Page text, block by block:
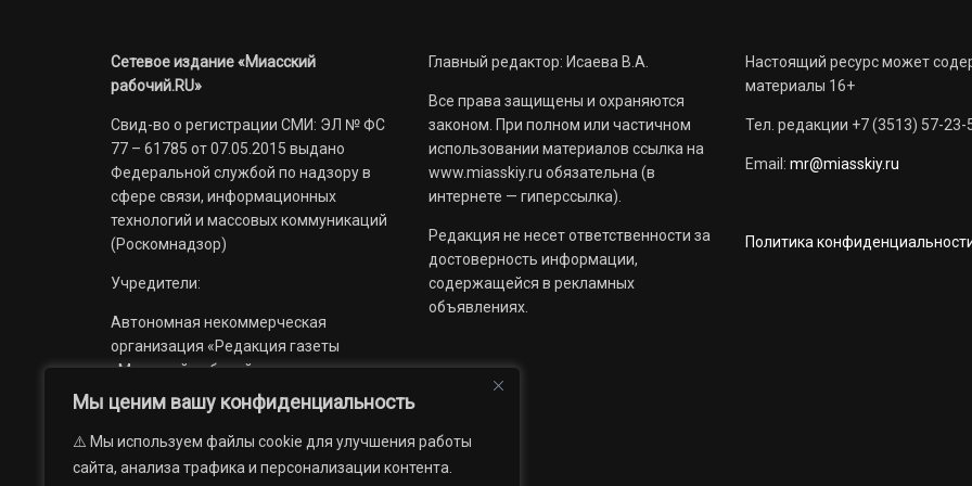
Мы ценим вашу конфиденциальность
⚠️ Мы используем файлы cookie для улучшения работы
сайта, анализа трафика и персонализации контента.
Сетевое издание «Миасский
рабочий.RU»
Свид-во о регистрации СМИ: ЭЛ № ФС
77 – 61785 от 07.05.2015 выдано
Федеральной службой по надзору в
сфере связи, информационных
технологий и массовых коммуникаций
(Роскомнадзор)
Учредители:
Автономная некоммерческая
организация «Редакция газеты
«Миасский рабочий»;
Областное государственное
учреждение «Издательский дом
Главный редактор: Исаева В.А.
Все права защищены и охраняются
законом. При полном или частичном
использовании материалов ссылка на
www.miasskiy.ru обязательна (в
интернете — гиперссылка).
Редакция не несет ответственности за
достоверность информации,
содержащейся в рекламных
объявлениях.
Настоящий ресурс может
материалы 16+
Тел. редакции +7 (3513) 57-23-
Email: mr@miasskiy.ru
Политика